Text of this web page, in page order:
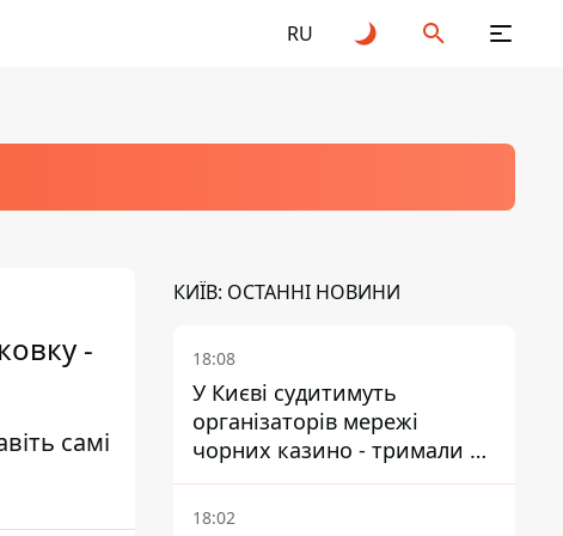
RU
-
самі
КИЇВ: ОСТАННІ НОВИНИ
18:08
У Києві судитимуть
організаторів мережі
чорних казино - тримали 39
закладів
18:02